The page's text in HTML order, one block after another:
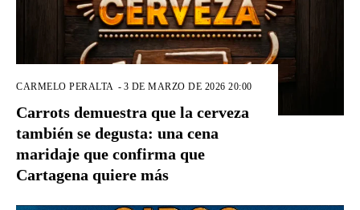
CARMELO PERALTA - 3 DE MARZO DE 2026 20:00
Carrots demuestra que la cerveza
también se degusta: una cena
maridaje que confirma que
Cartagena quiere más